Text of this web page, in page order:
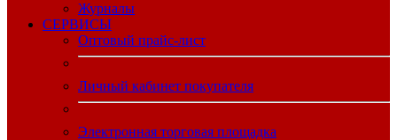
Журналы
CЕРВИСЫ
Оптовый прайс-лист
Личный кабинет покупателя
Электронная торговая площадка